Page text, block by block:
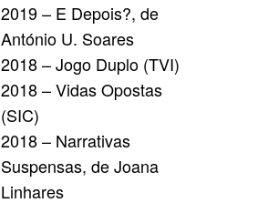
2019 – E Depois?, de
António U. Soares
2018 – Jogo Duplo (TVI)
2018 – Vidas Opostas
(SIC)
2018 – Narrativas
Suspensas, de Joana
Linhares